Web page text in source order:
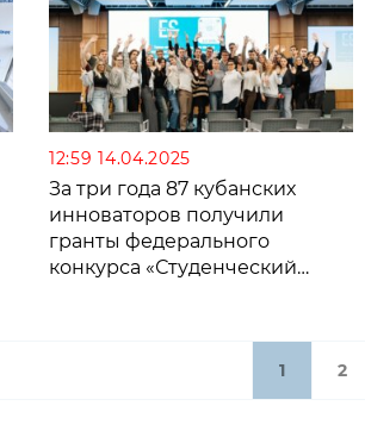
12:59 14.04.2025
За три года 87 кубанских
инноваторов получили
гранты федерального
конкурса «Студенческий
1 2